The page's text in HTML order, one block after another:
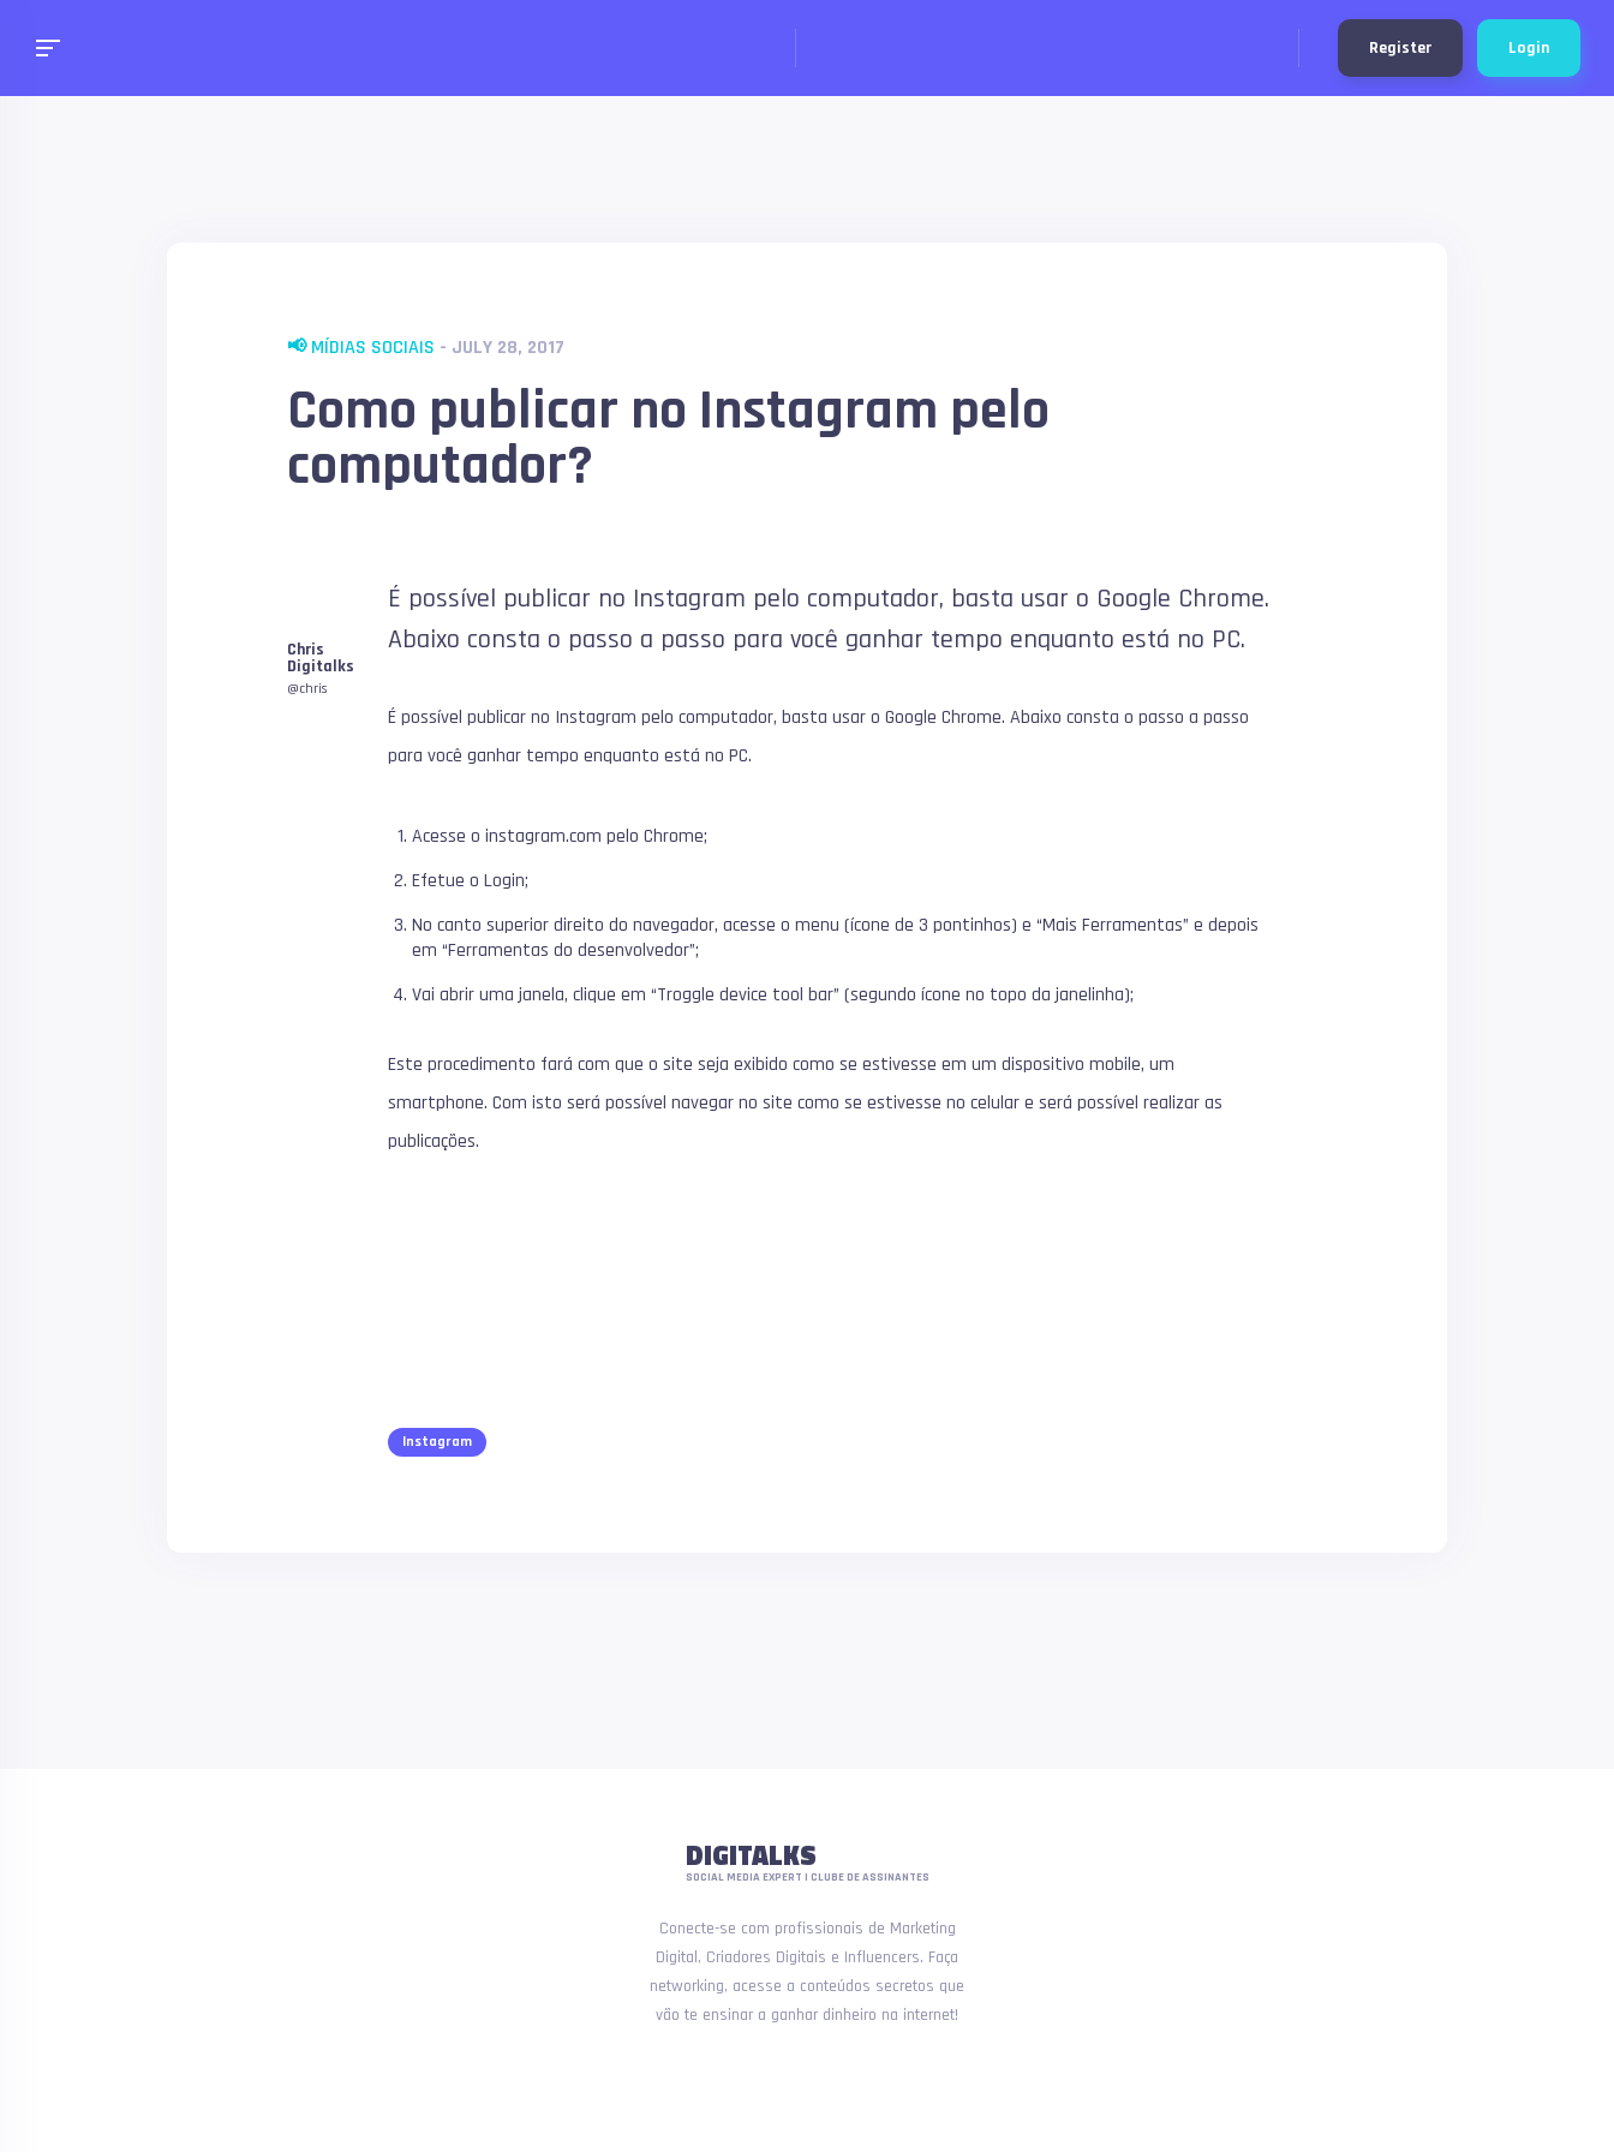
Register Login
📢 MÍDIAS SOCIAIS - JULY 28, 2017
Como publicar no Instagram pelo
computador?
Chris
Digitalks
@chris
É possível publicar no Instagram pelo computador, basta usar o Google Chrome.
Abaixo consta o passo a passo para você ganhar tempo enquanto está no PC.
É possível publicar no Instagram pelo computador, basta usar o Google Chrome. Abaixo consta o passo a passo
para você ganhar tempo enquanto está no PC.
Acesse o instagram.com pelo Chrome;
Efetue o Login;
No canto superior direito do navegador, acesse o menu (ícone de 3 pontinhos) e “Mais Ferramentas” e depois
em “Ferramentas do desenvolvedor”;
Vai abrir uma janela, clique em “Troggle device tool bar” (segundo ícone no topo da janelinha);
Este procedimento fará com que o site seja exibido como se estivesse em um dispositivo mobile, um
smartphone. Com isto será possível navegar no site como se estivesse no celular e será possível realizar as
publicações.
Instagram
DIGITALKS
SOCIAL MEDIA EXPERT | CLUBE DE ASSINANTES
Conecte-se com profissionais de Marketing
Digital, Criadores Digitais e Influencers. Faça
networking, acesse a conteúdos secretos que
vão te ensinar a ganhar dinheiro na internet!